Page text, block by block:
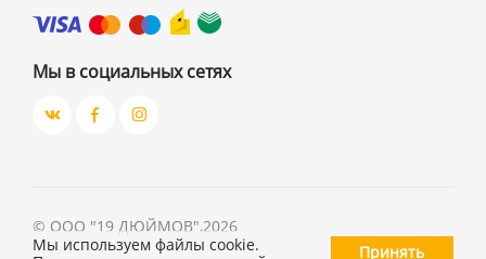
Мы в социальных сетях
© ООО "19 ДЮЙМОВ",2026
Мы используем файлы cookie.
Принять